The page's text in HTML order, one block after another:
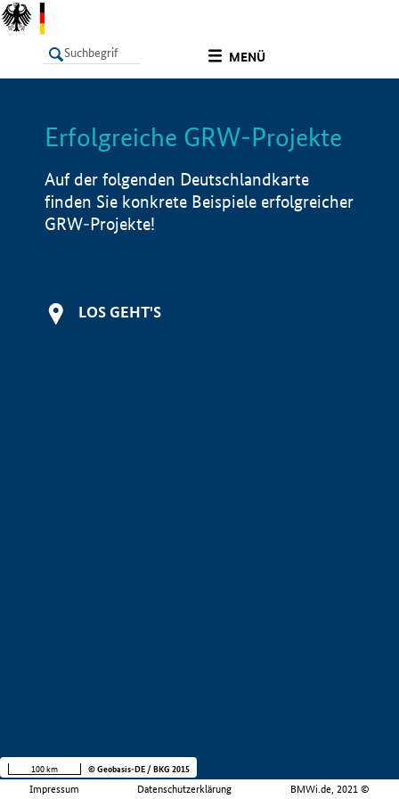
MENÜ
LISTE Info
Erfolgreiche GRW-Projekte
Auf der folgenden Deutschlandkarte
finden Sie konkrete Beispiele erfolgreicher
GRW-Projekte!
LOS GEHT'S
Impressum Datenschutzerklärung BMWi.de, 2021 ©
100 km © Geobasis-DE / BKG 2015